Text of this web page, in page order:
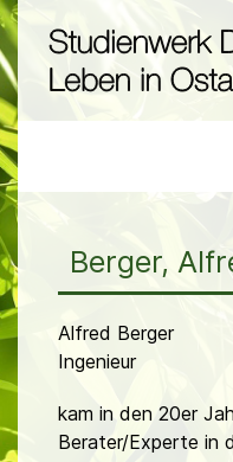
Berger,
Alfred Berger
Ingenieur
kam in den 20er
Berater/Experte in